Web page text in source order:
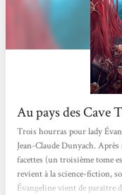
Au pays des Cave
Trois hourras pour lady
Jean-Claude Dunyach.
facettes (un troisième tome
revient à la science-fiction,
Évangeline vient de paraître